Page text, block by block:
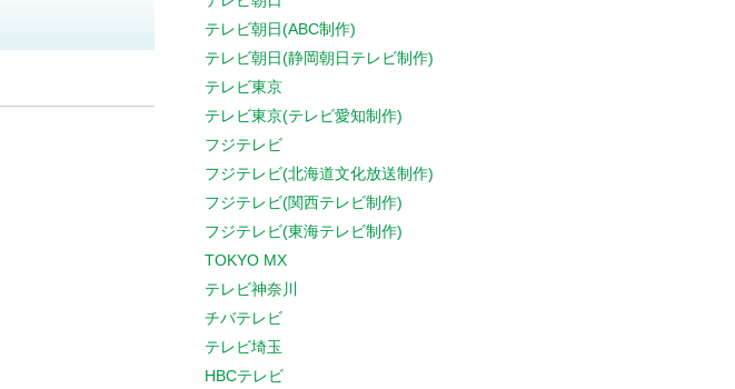
テレビ朝日(ABC制作)
テレビ朝日(静岡朝日テレビ制作)
テレビ東京
テレビ東京(テレビ愛知制作)
フジテレビ
フジテレビ(北海道文化放送制作)
フジテレビ(関西テレビ制作)
フジテレビ(東海テレビ制作)
TOKYO MX
テレビ神奈川
チバテレビ
テレビ埼玉
HBCテレビ